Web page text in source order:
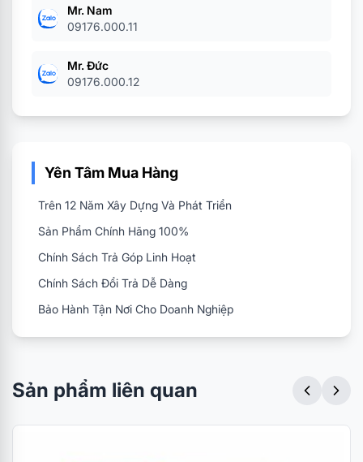
Cổng kết nối
Mr. Nam
09176.000.11
Mr. Đức
09176.000.12
Yên Tâm Mua Hàng
Trên 12 Năm Xây Dựng Và Phát Triển
Sản Phẩm Chính Hãng 100%
Chính Sách Trả Góp Linh Hoạt
Chính Sách Đổi Trả Dễ Dàng
Bảo Hành Tận Nơi Cho Doanh Nghiệp
Sản phẩm liên quan